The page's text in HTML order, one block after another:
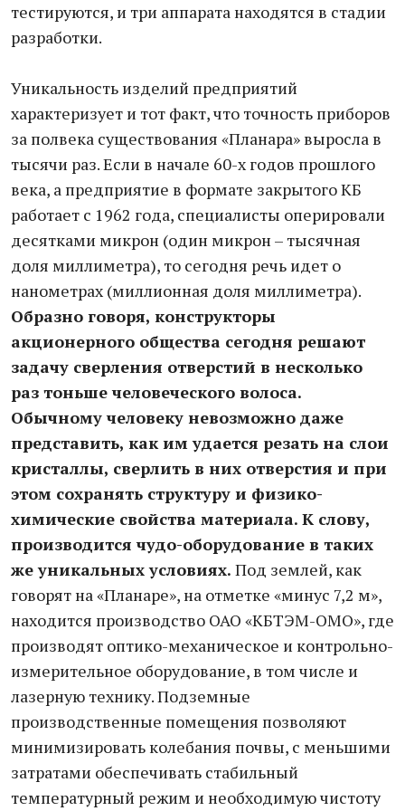
тестируются, и три аппарата находятся в стадии
разработки.
Уникальность изделий предприятий
характеризует и тот факт, что точность приборов
за полвека существования «Планара» выросла в
тысячи раз. Если в начале 60-х годов прошлого
века, а предприятие в формате закрытого КБ
работает с 1962 года, специалисты оперировали
десятками микрон (один микрон – тысячная
доля миллиметра), то сегодня речь идет о
нанометрах (миллионная доля миллиметра).
Образно говоря, конструкторы
акционерного общества сегодня решают
задачу сверления отверстий в несколько
раз тоньше человеческого волоса.
Обычному человеку невозможно даже
представить, как им удается резать на слои
кристаллы, сверлить в них отверстия и при
этом сохранять структуру и физико-
химические свойства материала. К слову,
производится чудо-оборудование в таких
же уникальных условиях. Под землей, как
говорят на «Планаре», на отметке «минус 7,2 м»,
находится производство ОАО «КБТЭМ-ОМО», где
производят оптико-механическое и контрольно-
измерительное оборудование, в том числе и
лазерную технику. Подземные
производственные помещения позволяют
минимизировать колебания почвы, с меньшими
затратами обеспечивать стабильный
температурный режим и необходимую чистоту